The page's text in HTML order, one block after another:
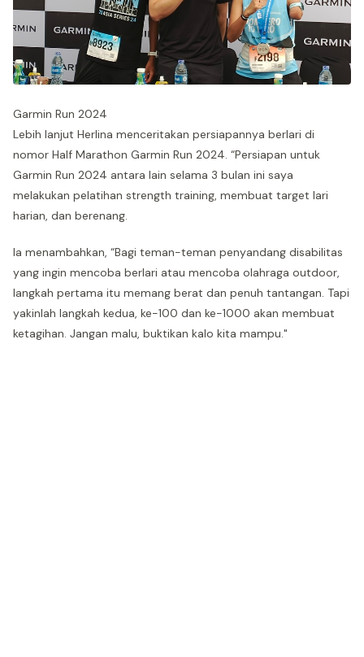
Garmin Run 2024
Lebih lanjut Herlina menceritakan persiapannya berlari di
nomor Half Marathon Garmin Run 2024. “Persiapan untuk
Garmin Run 2024 antara lain selama 3 bulan ini saya
melakukan pelatihan strength training, membuat target lari
harian, dan berenang.
Ia menambahkan, “Bagi teman-teman penyandang disabilitas
yang ingin mencoba berlari atau mencoba olahraga outdoor,
langkah pertama itu memang berat dan penuh tantangan. Tapi
yakinlah langkah kedua, ke-100 dan ke-1000 akan membuat
ketagihan. Jangan malu, buktikan kalo kita mampu."